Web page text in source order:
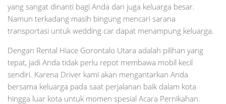
yang sangat dinanti bagi Anda dan juga keluarga besar.
Namun terkadang masih bingung mencari sarana
transportasi untuk wedding car dapat menampung keluarga.
Dengan Rental Hiace Gorontalo Utara adalah pilihan yang
tepat, jadi Anda tidak perlu repot membawa mobil kecil
sendiri. Karena Driver kami akan mengantarkan Anda
bersama keluarga pada saat perjalanan baik dalam kota
hingga luar kota untuk momen spesial Acara Pernikahan.